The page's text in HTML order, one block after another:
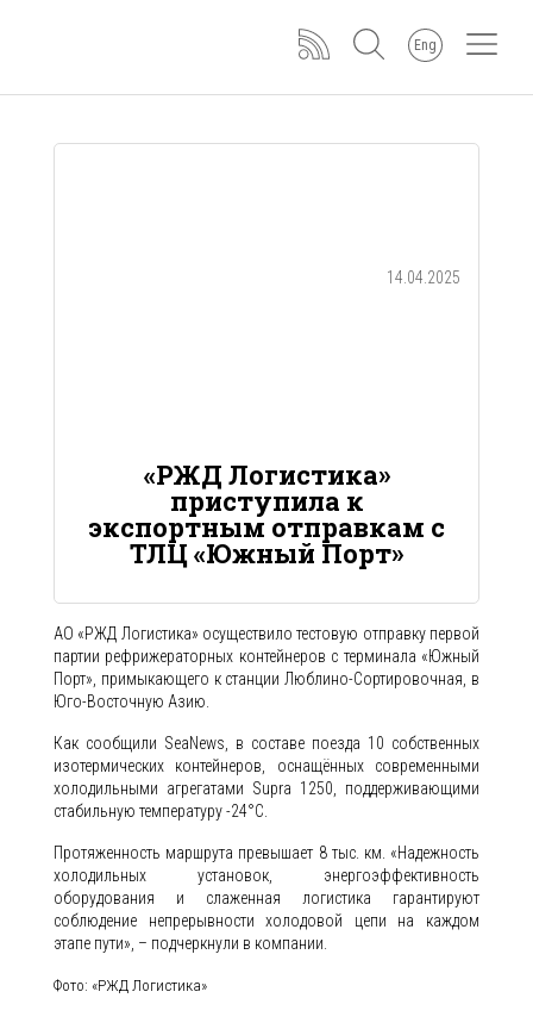
Eng
14.04.2025
«РЖД Логистика»
приступила к
экспортным отправкам с
ТЛЦ «Южный Порт»
АО «РЖД Логистика» осуществило тестовую отправку первой
партии рефрижераторных контейнеров с терминала «Южный
Порт», примыкающего к станции Люблино-Сортировочная, в
Юго-Восточную Азию.
Как сообщили SeaNews, в составе поезда 10 собственных
изотермических контейнеров, оснащённых современными
холодильными агрегатами Supra 1250, поддерживающими
стабильную температуру -24°C.
Протяженность маршрута превышает 8 тыс. км. «Надежность
холодильных установок, энергоэффективность
оборудования и слаженная логистика гарантируют
соблюдение непрерывности холодовой цепи на каждом
этапе пути», – подчеркнули в компании.
Фото: «РЖД Логистика»